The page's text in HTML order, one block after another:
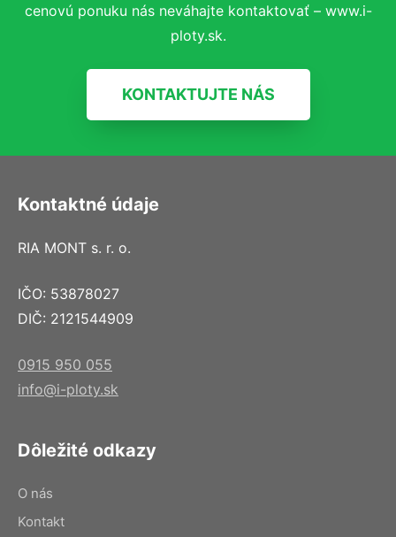
cenovú ponuku nás neváhajte kontaktovať – www.i-
ploty.sk.
KONTAKTUJTE NÁS
Kontaktné údaje
RIA MONT s. r. o.
IČO: 53878027
DIČ: 2121544909
0915 950 055
info@i-ploty.sk
Dôležité odkazy
O nás
Kontakt